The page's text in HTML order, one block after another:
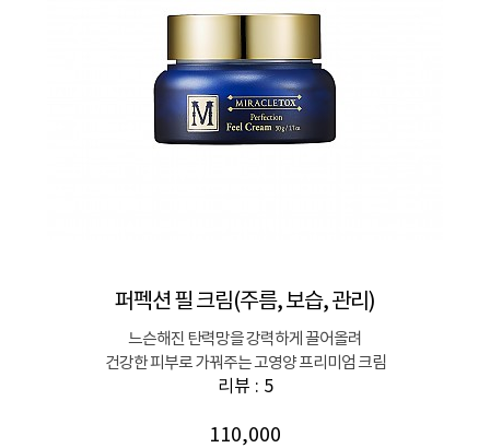
퍼펙션 필 크림(주름, 보습, 관리)
느슨해진 탄력망을 강력하게 끌어올려
건강한 피부로 가꿔주는 고영양 프리미엄 크림
리뷰 : 5
110,000